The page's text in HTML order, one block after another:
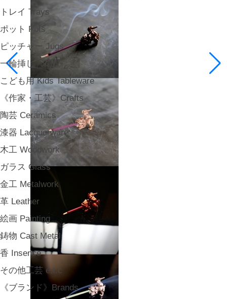
トレイ Trays
ポット Pots
ピッチャー Jugs
一輪挿し・花瓶
こども用 Kids Tableware
《作家・工芸》Crafts
陶芸 Ceramics
漆器 Lacquerware
木工 Woodwork
ガラス Glass
金工 Metalwork
革 Leather
絵画 Painting
鋳物 Cast Metal
香 Insence
その他工芸 e.t.c
《ブランド》Brands